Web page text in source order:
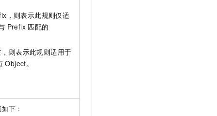
，则表示此规则仅适
Prefix 匹配的
则表示此规则适用于
Object。
下：